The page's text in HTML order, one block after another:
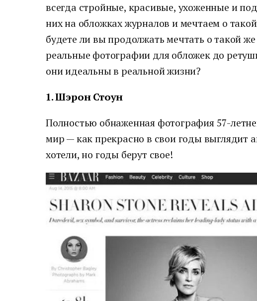
всегда стройные, красивые, ухоженные и
них на обложках журналов и мечтаем о
будете ли вы продолжать мечтать о такой
реальные фотографии для обложек до
они идеальны в реальной жизни?
1. Шэрон Стоун
Полностью обнаженная фотография 57-
мир — как прекрасно в свои годы выглядит
хотели, но годы берут свое!